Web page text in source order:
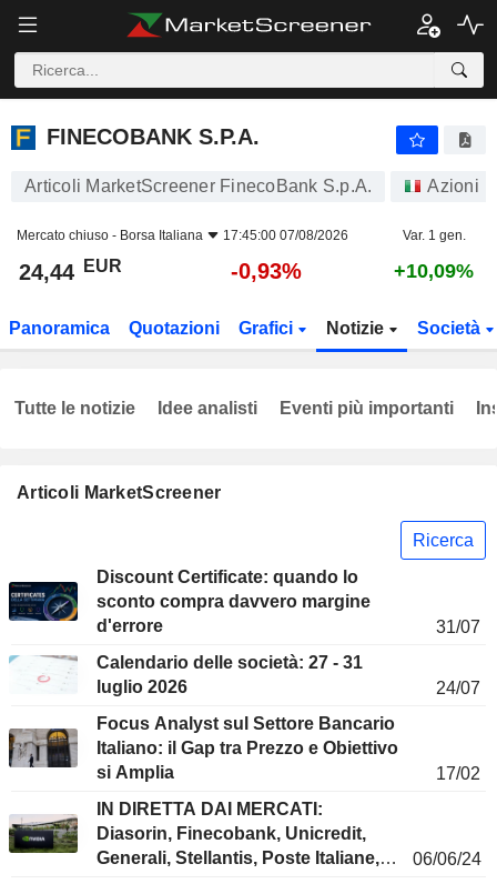
FINECOBANK S.P.A.
FINECOBANK S.P.A.
Articoli MarketScreener FinecoBank S.p.A. Azioni
Mercato chiuso - Borsa Italiana 17:45:00 07/08/2026 Var. 1 gen.
24,44 EUR -0,93% +10,09%
Panoramica Quotazioni Grafici Notizie Società
Articoli MarketScreener
Ricerca
Discount Certificate: quando lo
sconto compra davvero margine
d'errore
31/07
Calendario delle società: 27 - 31
luglio 2026
24/07
Focus Analyst sul Settore Bancario
Italiano: il Gap tra Prezzo e Obiettivo
si Amplia
17/02
IN DIRETTA DAI MERCATI:
Diasorin, Finecobank, Unicredit,
Generali, Stellantis, Poste Italiane,
06/06/24
Tutte le notizie Idee analisti Eventi più importanti